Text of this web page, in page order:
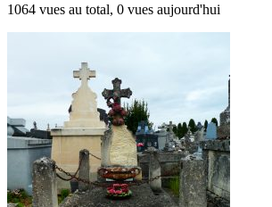
1064 vues au total, 0 vues aujourd'hui